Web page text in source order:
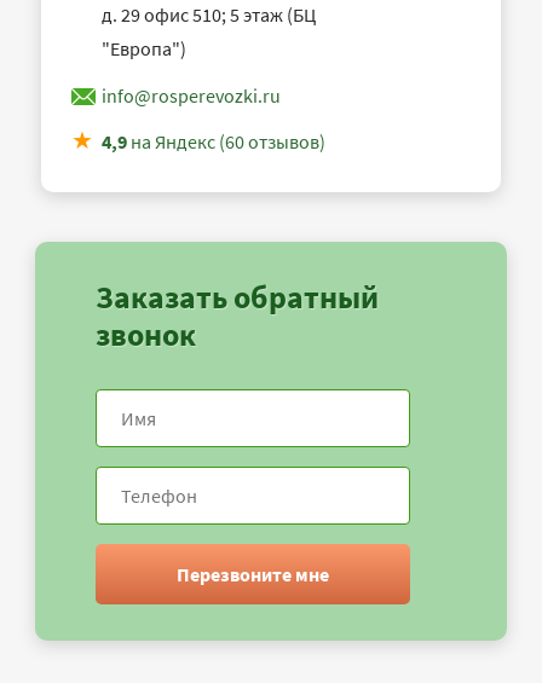
д. 29 офис 510; 5 этаж (БЦ
"Европа")
info@rosperevozki.ru
4,9 на Яндекс (60 отзывов)
Заказать обратный
звонок
Перезвоните мне